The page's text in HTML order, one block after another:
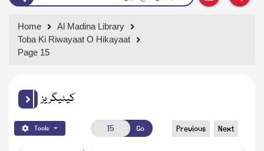
Home
Al Madina Library
Toba Ki Riwayaat O Hikayaat
Page 15
کیٹیگریز
Tools Go Previous Next